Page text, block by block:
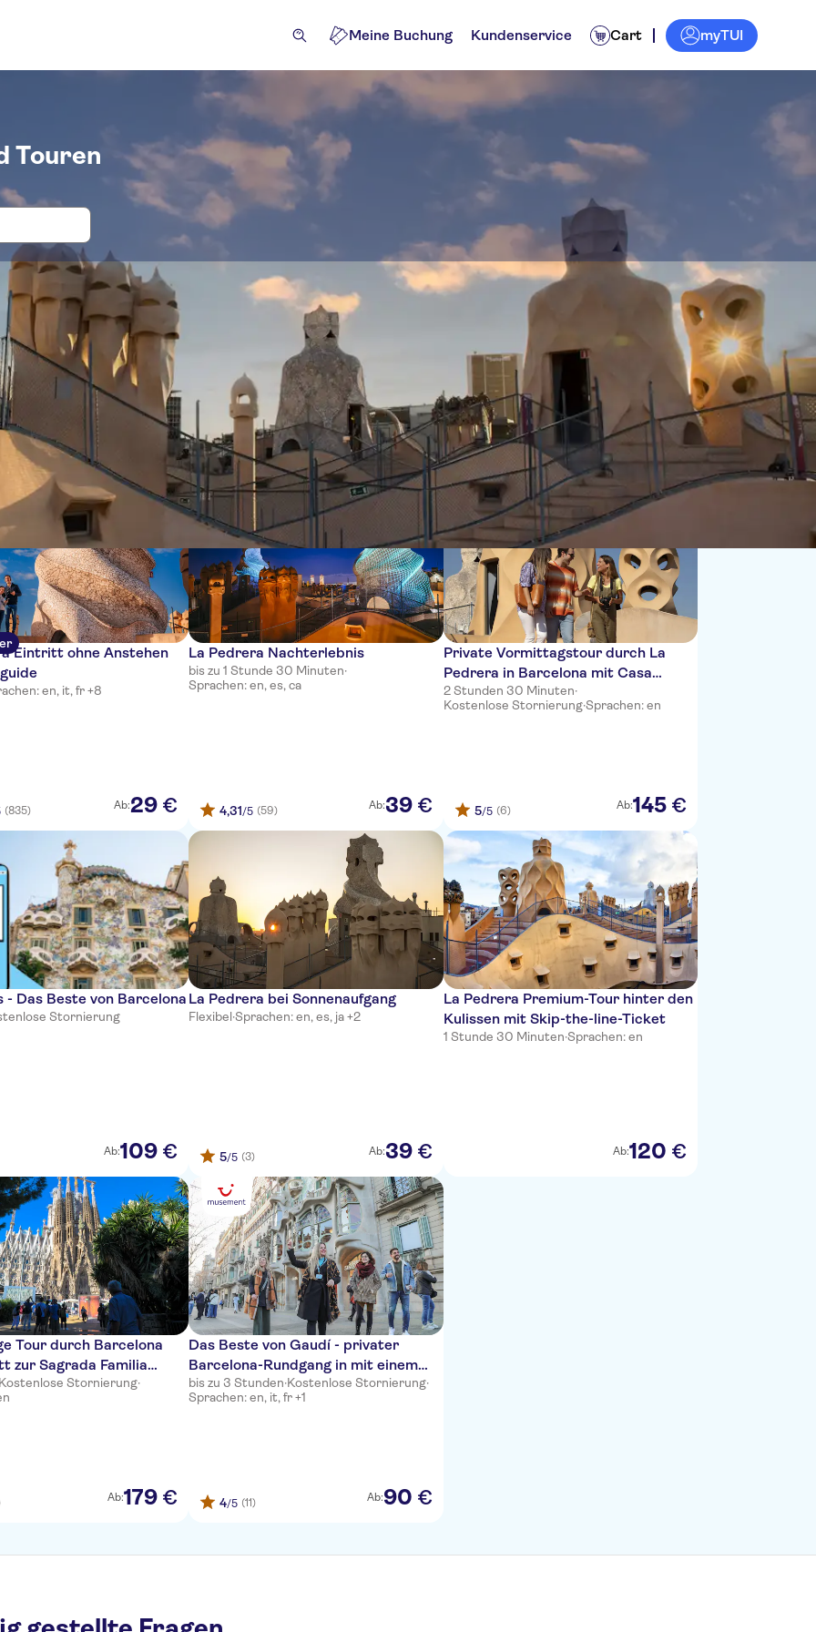
Meine Buchung Kundenservice Cart myTUI
Touren
Eintritt und Tickets für La Pedrera - Casa Milà
und Führungen Aktivitäten Ausflüge und Tagestouren Tickets und Events
Sortieren nach:
Eintritt ohne Anstehen
en, it, fr +8
(835) Ab:29 €
La Pedrera Nachterlebnis
bis zu 1 Stunde 30 Minuten·
Sprachen: en, es, ca
4,31/5 (59) Ab:39 €
Private Vormittagstour durch La
Pedrera in Barcelona mit Casa
Batllo-Ticket
2 Stunden 30 Minuten·
Kostenlose Stornierung·Sprachen: en
5/5 (6) Ab:145 €
- Das Beste von Barcelona
Stornierung
Ab:109 €
La Pedrera bei Sonnenaufgang
Flexibel·Sprachen: en, es, ja +2
5/5 (3) Ab:39 €
La Pedrera Premium-Tour hinter den
Kulissen mit Skip-the-line-Ticket
1 Stunde 30 Minuten·Sprachen: en
Ab:120 €
Tour durch Barcelona
zur Sagrada Familia
Kostenlose Stornierung·
Ab:179 €
Das Beste von Gaudí - privater
Barcelona-Rundgang in mit einem
lokalen Tourguide
bis zu 3 Stunden·Kostenlose Stornierung·
Sprachen: en, it, fr +1
4/5 (11) Ab:90 €